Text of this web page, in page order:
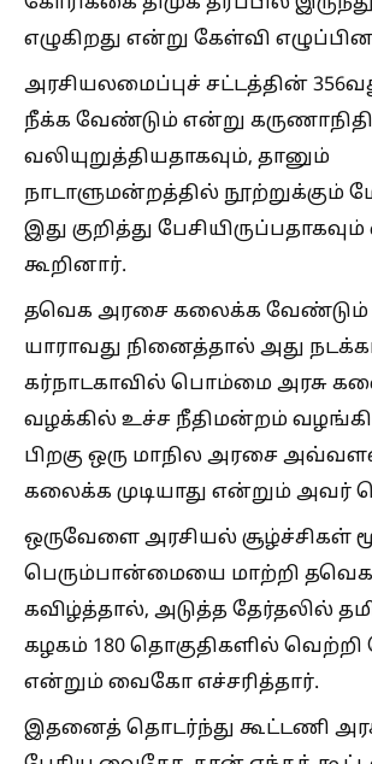
எழுகிறது என்று கேள்வி
அரசியலமைப்புச் சட்டத்தின்
நீக்க வேண்டும் என்று கருணாநிதி
வலியுறுத்தியதாகவும், தானும்
நாடாளுமன்றத்தில் நூற்றுக்கும்
இது குறித்து
கூறினார்.
தவெக அரசை கலைக்க வேண்டும்
யாராவது நினைத்தால் அது
கர்நாடகாவில் பொம்மை அரசு
வழக்கில் உச்ச நீதிமன்றம்
பிறகு ஒரு மாநில அரசை
கலைக்க முடியாது என்றும் அவர்
ஒருவேளை அரசியல் சூழ்ச்சிகள்
பெரும்பான்மையை மாற்றி
கவிழ்த்தால், அடுத்த தேர்தலில்
கழகம் 180 தொகுதிகளில் வெற்றி
என்றும் வைகோ எச்சரித்தார்.
இதனைத் தொடர்ந்து கூட்டணி